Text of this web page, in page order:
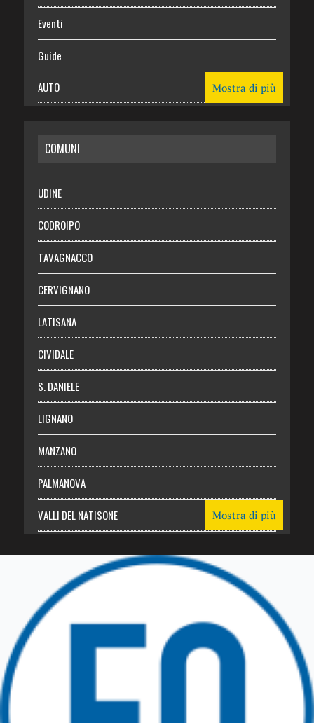
Eventi
Guide
AUTO
RISPARMIO
SALUTE
Necrologie
Chi siamo
Abbonati
Login
Mostra di più
COMUNI
UDINE
CODROIPO
TAVAGNACCO
CERVIGNANO
LATISANA
CIVIDALE
S. DANIELE
LIGNANO
MANZANO
PALMANOVA
VALLI DEL NATISONE
TRICESIMO
TARCENTO
GEMONA DEL FRIULI
Mostra di più